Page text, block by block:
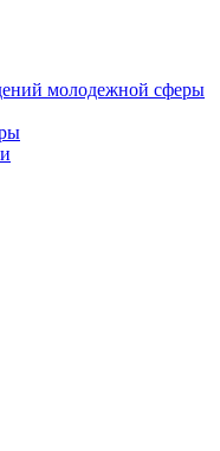
молодежной сферы